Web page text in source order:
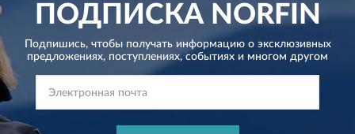
ПОДПИСКАNORFIN
Подпишись, чтобы получать информацию о эксклюзивных
предложениях, поступлениях, событиях и многом другом